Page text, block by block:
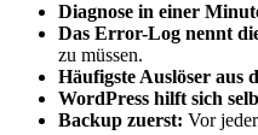
Diagnose in einer
Das Error-Log nennt
zu müssen.
Häufigste Auslöser aus
WordPress hilft sich
Backup zuerst: Vor